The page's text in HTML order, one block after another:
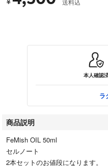
本人確認
ラ
商品説明
FeMish OIL 50ml
セルノート
2本セットのお値段になります。